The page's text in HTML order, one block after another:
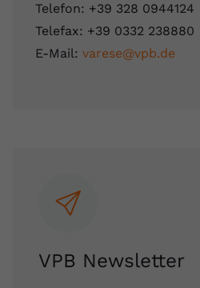
Telefon: +39 328 0944124
Telefax: +39 0332 238880
E-Mail: varese@vpb.de
VPB Newsletter